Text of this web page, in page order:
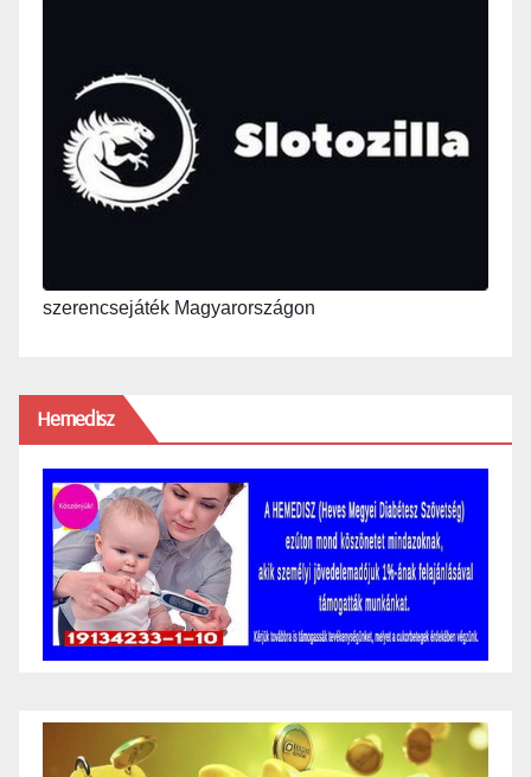
szerencsejáték Magyarországon
Hemedisz